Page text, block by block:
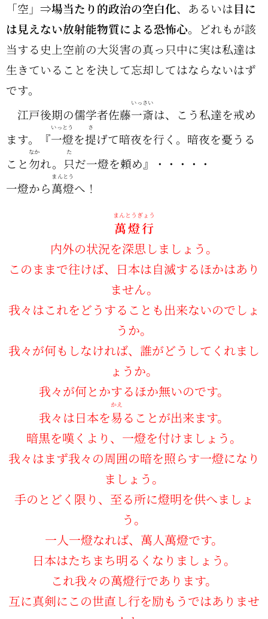
「空」⇒場当たり的政治の空白化、あるいは目に
は見えない放射能物質による恐怖心。どれもが該
当する史上空前の大災害の真っ只中に実は私達は
生きていることを決して忘却してはならないはず
です。
江戸後期の儒学者佐藤一斎
いっさい
は、こう私達を戒め
ます。『一燈
いっとう
を提
さ
げて暗夜を行く。暗夜を憂うる
こと勿
なか
れ。 只
た
だ一燈を頼め』・・・・・
一燈から萬燈
まんとう
へ！
萬燈行
まんとうぎょう
内外の状況を深思しましょう。
このままで往けば、日本は自滅するほかはあり
ません。
我々はこれをどうすることも出来ないのでしょ
うか。
我々が何もしなければ、誰がどうしてくれまし
ょうか。
我々が何とかするほか無いのです。
我々は日本を易
かえ
ることが出来ます。
暗黒を嘆くより、一燈を付けましょう。
我々はまず我々の周囲の暗を照らす一燈になり
ましょう。
手のとどく限り、至る所に燈明を供へましょ
う。
一人一燈なれば、萬人萬燈です。
日本はたちまち明るくなりましょう。
これ我々の萬燈行であります。
互に真剣にこの世直し行を励もうではありませ